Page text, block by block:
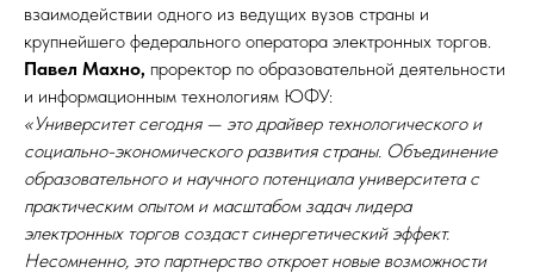
взаимодействии одного из ведущих вузов страны и
крупнейшего федерального оператора электронных торгов.
Павел Махно, проректор по образовательной деятельности
и информационным технологиям ЮФУ:
«Университет сегодня — это драйвер технологического и
социально-экономического развития страны. Объединение
образовательного и научного потенциала университета с
практическим опытом и масштабом задач лидера
электронных торгов создаст синергетический эффект.
Несомненно, это партнерство откроет новые возможности